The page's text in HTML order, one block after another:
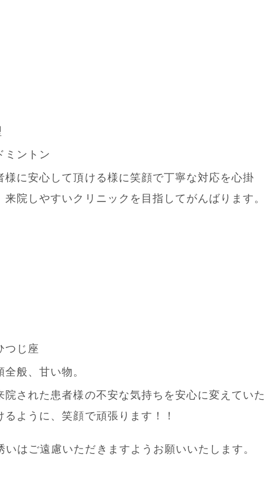
ミントン
様に安心して頂ける様に笑顔で丁寧な対応を心掛
来院しやすいクリニックを目指してがんばります。
つじ座
全般、甘い物。
院された患者様の不安な気持ちを安心に変えていた
るように、笑顔で頑張ります！！
はご遠慮いただきますようお願いいたします。